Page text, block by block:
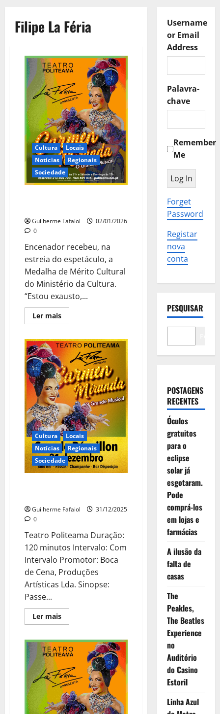
Filipe La Féria
Cultura
Locais
Notícias
Regionais
Sociedade
Guilherme Fafaiol
02/01/2026
0
Encenador recebeu, na
estreia do espetáculo, a
Medalha de Mérito Cultural
do Ministério da Cultura.
“Estou exausto,...
Ler maisLeia
mais
mas
feliz,
Féria
homenageia
Carmen
Miranda
Cultura
Locais
Notícias
Regionais
Sociedade
Guilherme Fafaiol
31/12/2025
0
Teatro Politeama Duração:
120 minutos Intervalo: Com
Intervalo Promotor: Boca
de Cena, Produções
Artísticas Lda. Sinopse:
Passe...
Ler maisLeia
mais
–
CARMEN
MIRANDA
O
Grande
Musical
Username
or Email
Address
Palavra-
chave
Remember
Me
Forget
Password
Registar
nova
conta
PESQUISAR
POSTAGENS
RECENTES
Óculos
gratuitos
para o
eclipse
solar já
esgotaram.
Pode
comprá-los
em lojas e
farmácias
A ilusão da
falta de
casas
The
Peakles,
The Beatles
Experience
no
Auditório
do Casino
Estoril
Linha Azul